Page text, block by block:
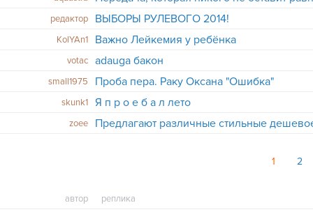
редактор ВЫБОРЫ РУЛЕВОГО 2014!
KolYAn1 Важно Лейкемия у ребёнка
votac adauga бакон
small1975 Проба пера. Раку Оксана "Ошибка"
skunk1 Я п р о е б а л лето
zoee
1 2
автор реплика